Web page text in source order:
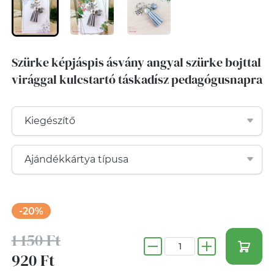
Szürke képjáspis ásvány angyal szürke bojttal
virággal kulcstartó táskadísz pedagógusnapra
-20%
1 150 Ft
920 Ft